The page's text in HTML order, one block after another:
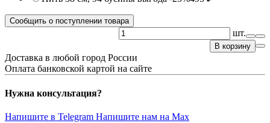
Сообщить о поступлении товара
шт.
В корзину
Доставка в любой город России
Оплата банковской картой на сайте
Нужна консультация?
Напишите в Telegram Напишите нам на Max